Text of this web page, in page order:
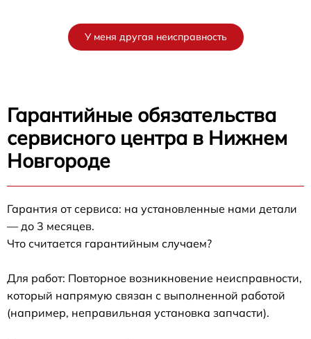
У меня другая неисправность
Гарантийные обязательства
сервисного центра в Нижнем
Новгороде
Гарантия от сервиса: на установленные нами детали
— до 3 месяцев.
Что считается гарантийным случаем?
Для работ: Повторное возникновение неисправности,
который напрямую связан с выполненной работой
(например, неправильная установка запчасти).